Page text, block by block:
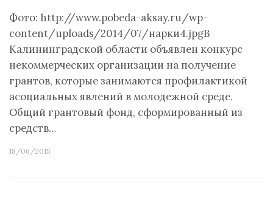
Фото: http://www.pobeda-aksay.ru/wp-
content/uploads/2014/07/нарки4.jpgВ
Калининградской области объявлен конкурс
некоммерческих организации на получение
грантов, которые занимаются профилактикой
асоциальных явлений в молодежной среде.
Общий грантовый фонд, сформированный из
средств…
18/06/2015